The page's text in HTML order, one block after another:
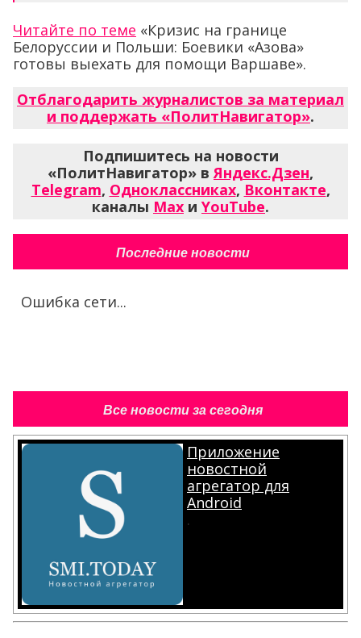
Читайте по теме «Кризис на границе
Белоруссии и Польши: Боевики «Азова»
готовы выехать для помощи Варшаве».
Отблагодарить журналистов за материал
и поддержать «ПолитНавигатор».
Подпишитесь на новости
«ПолитНавигатор» в Яндекс.Дзен,
Telegram, Одноклассниках, Вконтакте,
каналы Max и YouTube.
Последние новости
Ошибка сети...
Все новости за сегодня
Приложение
новостной
агрегатор для
Android
.